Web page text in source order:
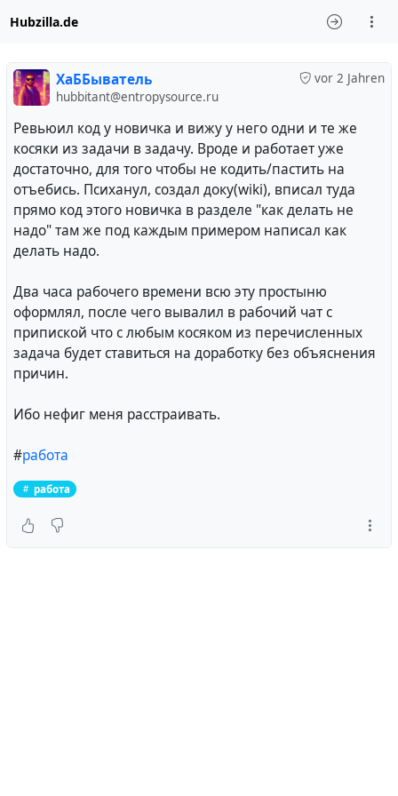
Hubzilla.de
vor 2 Jahren
ХаББыватель
hubbitant@entropysource.ru
Ревьюил код у новичка и вижу у него одни и те же
косяки из задачи в задачу. Вроде и работает уже
достаточно, для того чтобы не кодить/пастить на
отъебись. Психанул, создал доку(wiki), вписал туда
прямо код этого новичка в разделе "как делать не
надо" там же под каждым примером написал как
делать надо.
Два часа рабочего времени всю эту простыню
оформлял, после чего вывалил в рабочий чат с
припиской что с любым косяком из перечисленных
задача будет ставиться на доработку без объяснения
причин.
Ибо нефиг меня расстраивать.
#работа
работа